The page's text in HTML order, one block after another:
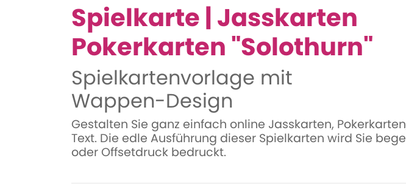
Spielkarte | Jasskarten
Pokerkarten "Solothurn"
Spielkartenvorlage mit
Wappen-Design
Gestalten Sie ganz einfach online Jasskarten,
Text. Die edle Ausführung dieser Spielkarten wird Sie
oder Offsetdruck bedruckt.